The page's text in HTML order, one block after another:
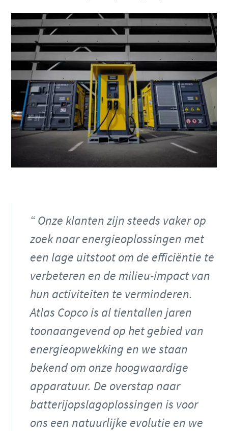
Onze klanten zijn steeds vaker op
zoek naar energieoplossingen met
een lage uitstoot om de efficiëntie te
verbeteren en de milieu-impact van
hun activiteiten te verminderen.
Atlas Copco is al tientallen jaren
toonaangevend op het gebied van
energieopwekking en we staan
bekend om onze hoogwaardige
apparatuur. De overstap naar
batterijopslagoplossingen is voor
ons een natuurlijke evolutie en we